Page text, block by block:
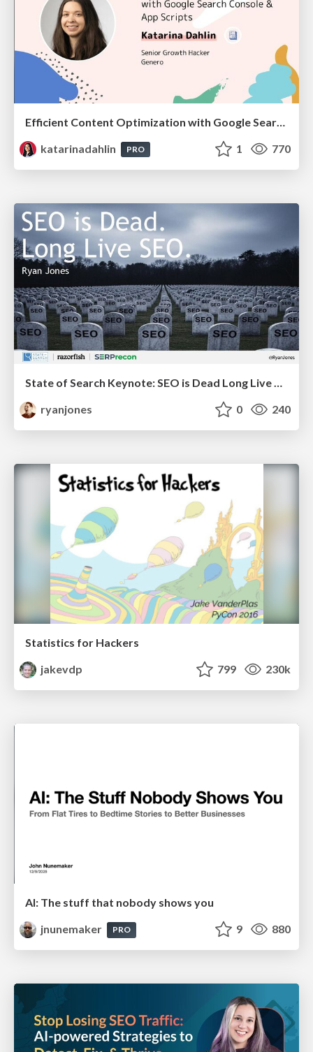
Efficient Content Optimization with Google Search Console & Apps Script
katarinadahlin
PRO 1 770
ryanjones
0 240
Statistics for Hackers
jakevdp
799 230k
AI: The stuff that nobody shows you
jnunemaker
PRO 9 880